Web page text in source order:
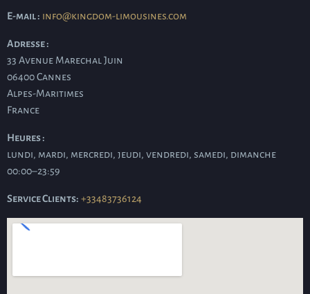
E-mail : info@kingdom-limousines.com
Adresse :
33 Avenue Marechal Juin
06400Cannes
Alpes-Maritimes
France
Heures :
lundi, mardi, mercredi, jeudi, vendredi, samedi, dimanche
00:00–23:59
Service Clients: +33483736124